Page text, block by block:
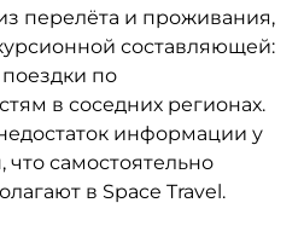
перелёта и проживания,
составляющей:
по
в соседних регионах.
информации у
что самостоятельно
в Space Travel.